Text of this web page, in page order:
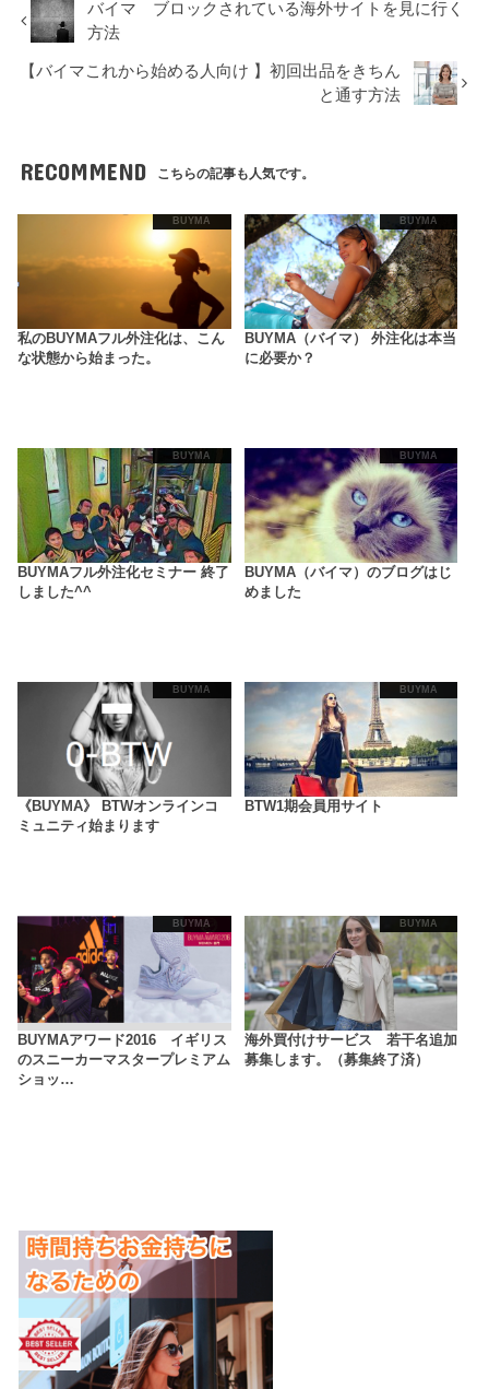
バイマ ブロックされている海外サイトを見に行く
方法
【バイマこれから始める人向け 】初回出品をきちん
と通す方法
RECOMMEND こちらの記事も人気です。
BUYMA
私のBUYMAフル外注化は、こん
な状態から始まった。
BUYMA
BUYMA（バイマ） 外注化は本当
に必要か？
BUYMA
BUYMAフル外注化セミナー 終了
しました^^
BUYMA
BUYMA（バイマ）のブログはじ
めました
BUYMA
《BUYMA》 BTWオンラインコ
ミュニティ始まります
BUYMA
BTW1期会員用サイト
BUYMA
BUYMAアワード2016 イギリス
のスニーカーマスタープレミアム
ショッ…
BUYMA
海外買付けサービス 若干名追加
募集します。（募集終了済）